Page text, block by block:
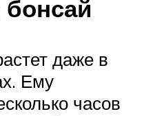
бонсай
даже в
Ему
часов